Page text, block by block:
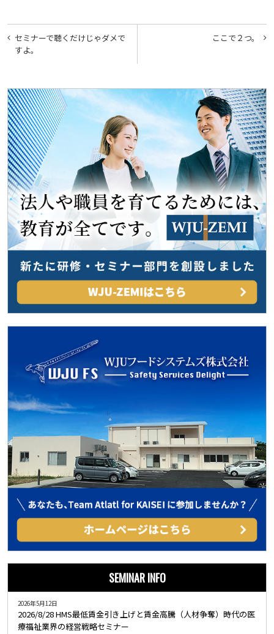
投
稿
ビ
ゲ
ー
シ
ョ
ン
ここで２つ。
セミナーで聴くだけじゃダメで
すよ。
SEMINAR INFO
2026/8/28 HMS最低賃金引き上げと賃金高騰（人材争奪）時代の医
療福祉業界の経営戦略セミナー
2026年5月12日